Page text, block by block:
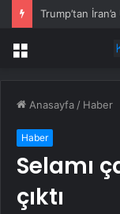
Trump’tan
Menü
Anasayfa / Haber
Haber
Selamı
çıktı